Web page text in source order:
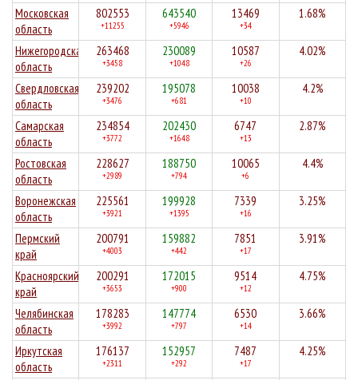
Московская
область
802553
+11255
643540
+5946
13469
+34
1.68%
Нижегородская
область
263468
+3458
230089
+1048
10587
+26
4.02%
Свердловская
область
239202
+3476
195078
+681
10038
+10
4.2%
Самарская
область
234854
+3772
202430
+1648
6747
+13
2.87%
Ростовская
область
228627
+2989
188750
+794
10065
+6
4.4%
Воронежская
область
225561
+3921
199928
+1395
7339
+16
3.25%
Пермский
край
200791
+4003
159882
+442
7851
+17
3.91%
Красноярский
край
200291
+3653
172015
+900
9514
+12
4.75%
Челябинская
область
178283
+3992
147774
+797
6530
+14
3.66%
Иркутская
область
176137
+2311
152957
+292
7487
+17
4.25%